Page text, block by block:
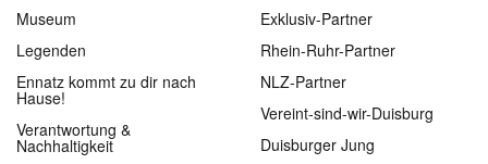
Museum
Legenden
Ennatz kommt zu dir nach
Hause!
Verantwortung &
Nachhaltigkeit
Exklusiv-Partner
Rhein-Ruhr-Partner
NLZ-Partner
Vereint-sind-wir-Duisburg
Duisburger Jung